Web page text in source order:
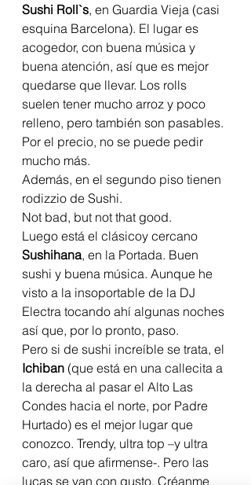
Sushi Roll`s, en Guardia Vieja (casi
esquina Barcelona). El lugar es
acogedor, con buena música y
buena atención, así que es mejor
quedarse que llevar. Los rolls
suelen tener mucho arroz y poco
relleno, pero también son pasables.
Por el precio, no se puede pedir
mucho más.
Además, en el segundo piso tienen
rodizzio de Sushi.
Not bad, but not that good.
Luego está el clásicoy cercano
Sushihana, en la Portada. Buen
sushi y buena música. Aunque he
visto a la insoportable de la DJ
Electra tocando ahí algunas noches
así que, por lo pronto, paso.
Pero si de sushi increíble se trata, el
Ichiban (que está en una callecita a
la derecha al pasar el Alto Las
Condes hacia el norte, por Padre
Hurtado) es el mejor lugar que
conozco. Trendy, ultra top –y ultra
caro, así que afirmense-. Pero las
lucas se van con gusto. Créanme